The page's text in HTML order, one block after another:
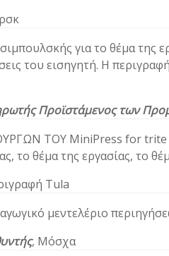
για το θέμα της
του εισηγητή. Η
Προϊστάμενος των
ΤΟΥ MiniPress for trite
το θέμα της εργασίας, το
Tula
μεντελέριο
, Μόσχα